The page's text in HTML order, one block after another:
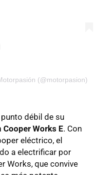
(@motorpasion)
débil de su
Cooper Works E. Con
eléctrico, el
a electrificar por
Works, que convive